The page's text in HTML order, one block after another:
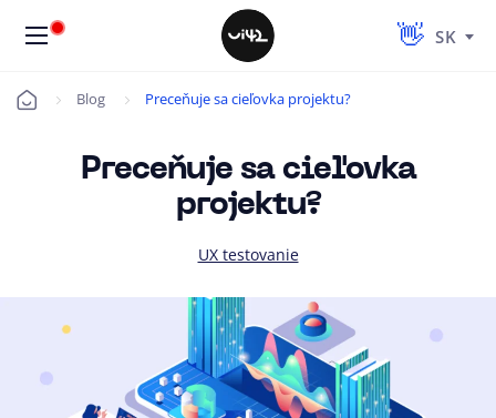
SK
Úvod Blog Preceňuje sa cieľovka projektu?
Preceňuje sa cieľovka
projektu?
UX testovanie